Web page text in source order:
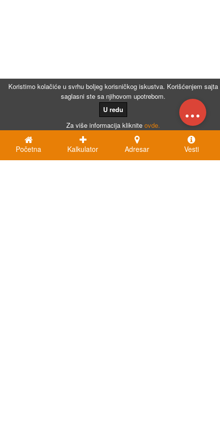
Koristimo kolačiće u svrhu boljeg korisničkog iskustva. Korišćenjem sajta
saglasni ste sa njihovom upotrebom.
U redu
Za više informacija kliknite ovde.
...
Početna Kalkulator Adresar Vesti